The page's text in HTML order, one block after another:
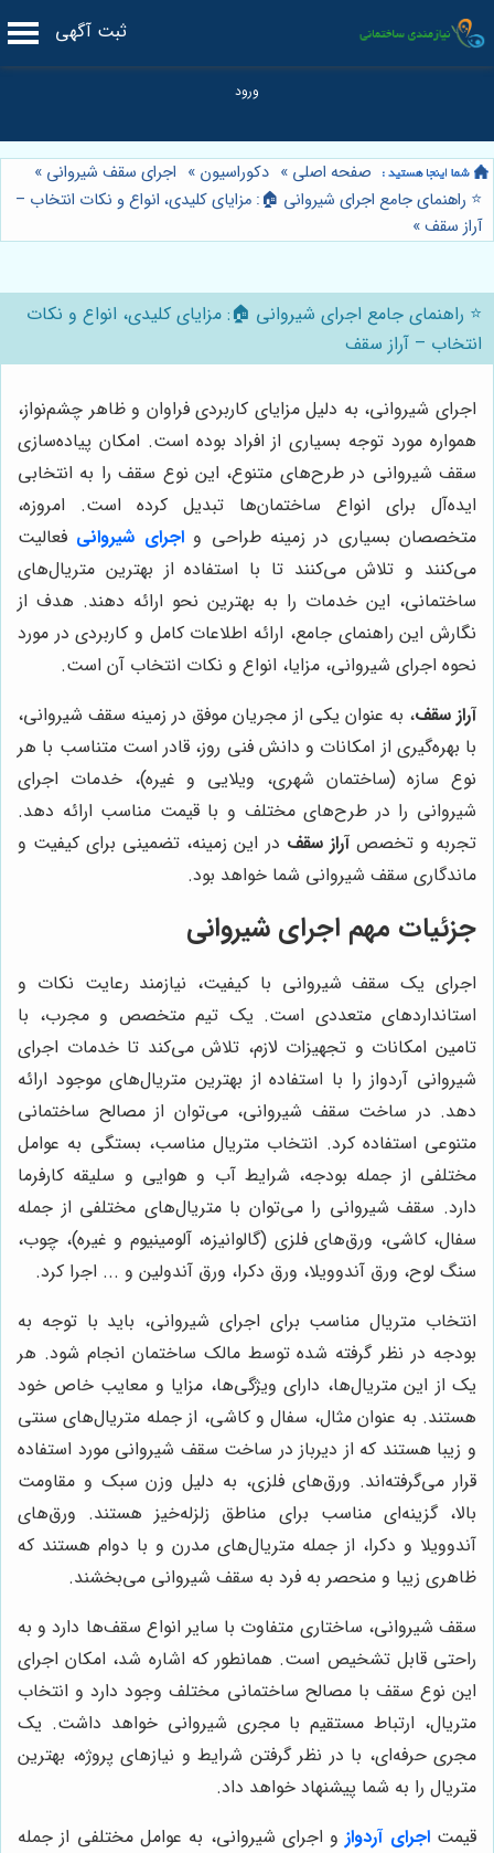
ثبت آگهی
صفحه اصلی » دکوراسیون » اجرای سقف شیروانی »
⭐️ راهنمای جامع اجرای شیروانی 🏠: مزایای کلیدی، انواع و نکات انتخاب –
آراز سقف»
⭐️ راهنمای جامع اجرای شیروانی 🏠: مزایای کلیدی، انواع و نکات
انتخاب – آراز سقف
اجرای شیروانی، به دلیل مزایای کاربردی فراوان و ظاهر چشم‌نواز،
همواره مورد توجه بسیاری از افراد بوده است. امکان پیاده‌سازی
سقف شیروانی در طرح‌های متنوع، این نوع سقف را به انتخابی
ایده‌آل برای انواع ساختمان‌ها تبدیل کرده است. امروزه،
متخصصان بسیاری در زمینه طراحی واجرای شیروانی فعالیت
می‌کنند و تلاش می‌کنند تا با استفاده از بهترین متریال‌های
ساختمانی، این خدمات را به بهترین نحو ارائه دهند. هدف از
نگارش این راهنمای جامع، ارائه اطلاعات کامل و کاربردی در مورد
نحوه اجرای شیروانی، مزایا، انواع و نکات انتخاب آن است.
آراز سقف، به عنوان یکی از مجریان موفق در زمینه سقف شیروانی،
با بهره‌گیری از امکانات و دانش فنی روز، قادر است متناسب با هر
نوع سازه (ساختمان شهری، ویلایی و غیره)، خدمات اجرای
شیروانی را در طرح‌های مختلف و با قیمت مناسب ارائه دهد.
تجربه و تخصصآراز سقف در این زمینه، تضمینی برای کیفیت و
ماندگاری سقف شیروانی شما خواهد بود.
جزئیات مهم اجرای شیروانی
اجرای یک سقف شیروانی با کیفیت، نیازمند رعایت نکات و
استانداردهای متعددی است. یک تیم متخصص و مجرب، با
تامین امکانات و تجهیزات لازم، تلاش می‌کند تا خدمات اجرای
شیروانی آردواز را با استفاده از بهترین متریال‌های موجود ارائه
دهد. در ساخت سقف شیروانی، می‌توان از مصالح ساختمانی
متنوعی استفاده کرد. انتخاب متریال مناسب، بستگی به عوامل
مختلفی از جمله بودجه، شرایط آب و هوایی و سلیقه کارفرما
دارد. سقف شیروانی را می‌توان با متریال‌های مختلفی از جمله
سفال، کاشی، ورق‌های فلزی (گالوانیزه، آلومینیوم و غیره)، چوب،
سنگ لوح، ورق آندوویلا، ورق دکرا، ورق آندولین و ... اجرا کرد.
انتخاب متریال مناسب برای اجرای شیروانی، باید با توجه به
بودجه در نظر گرفته شده توسط مالک ساختمان انجام شود. هر
یک از این متریال‌ها، دارای ویژگی‌ها، مزایا و معایب خاص خود
هستند. به عنوان مثال، سفال و کاشی، از جمله متریال‌های سنتی
و زیبا هستند که از دیرباز در ساخت سقف شیروانی مورد استفاده
قرار می‌گرفته‌اند. ورق‌های فلزی، به دلیل وزن سبک و مقاومت
بالا، گزینه‌ای مناسب برای مناطق زلزله‌خیز هستند. ورق‌های
آندوویلا و دکرا، از جمله متریال‌های مدرن و با دوام هستند که
ظاهری زیبا و منحصر به فرد به سقف شیروانی می‌بخشند.
سقف شیروانی، ساختاری متفاوت با سایر انواع سقف‌ها دارد و به
راحتی قابل تشخیص است. همانطور که اشاره شد، امکان اجرای
این نوع سقف با مصالح ساختمانی مختلف وجود دارد و انتخاب
متریال، ارتباط مستقیم با مجری شیروانی خواهد داشت. یک
مجری حرفه‌ای، با در نظر گرفتن شرایط و نیازهای پروژه، بهترین
متریال را به شما پیشنهاد خواهد داد.
قیمتاجرای آردواز و اجرای شیروانی، به عوامل مختلفی از جمله